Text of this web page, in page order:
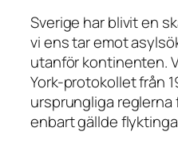
Sverige har blivit en
vi ens tar emot
utanför kontinenten.
York-protokollet från
ursprungliga
enbart gällde